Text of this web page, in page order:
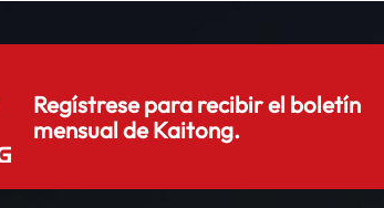
Regístrese para recibir el boletín
mensual de Kaitong.